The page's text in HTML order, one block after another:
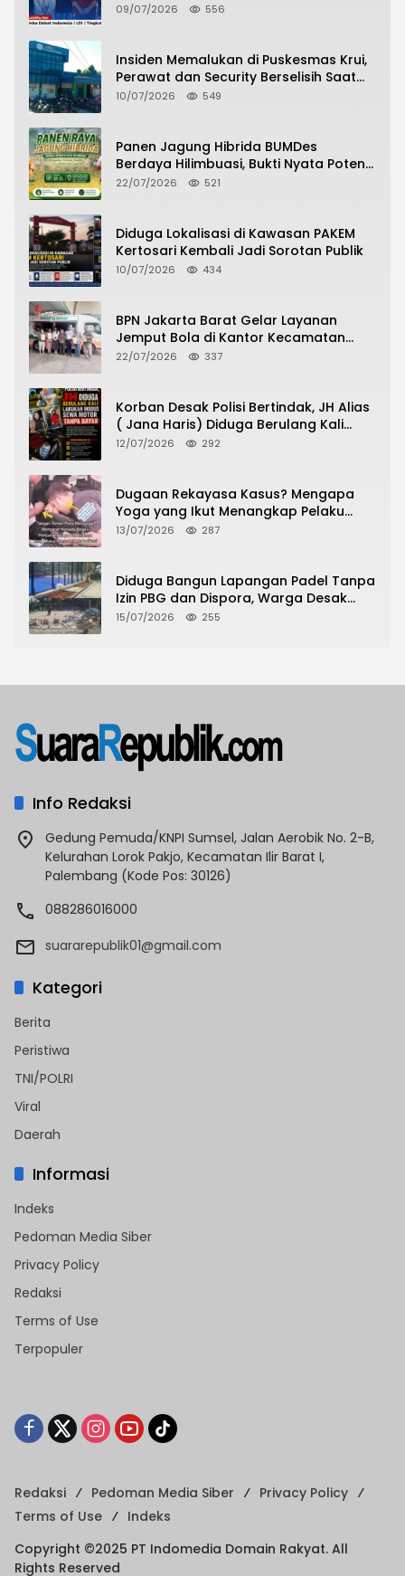
09/07/2026 556
Insiden Memalukan di Puskesmas Krui,
Perawat dan Security Berselisih Saat
Pelayanan Pasien Berlangsung
10/07/2026 549
Panen Jagung Hibrida BUMDes
Berdaya Hilimbuasi, Bukti Nyata Potensi
Pertanian Desa
22/07/2026 521
Diduga Lokalisasi di Kawasan PAKEM
Kertosari Kembali Jadi Sorotan Publik
10/07/2026 434
BPN Jakarta Barat Gelar Layanan
Jemput Bola di Kantor Kecamatan
Grogol Petamburan, Warga Antusias
22/07/2026 337
Korban Desak Polisi Bertindak, JH Alias
( Jana Haris) Diduga Berulang Kali
Lakukan Modus Sewa Motor Tanpa
12/07/2026 292
Dugaan Rekayasa Kasus? Mengapa
Yoga yang Ikut Menangkap Pelaku
Pencurian Toko Ponsel di Pancur Batu
13/07/2026 287
Diduga Bangun Lapangan Padel Tanpa
Izin PBG dan Dispora, Warga Desak
CKTRP dan Dispora Jakarta Barat
15/07/2026 255
Info Redaksi
Gedung Pemuda/KNPI Sumsel, Jalan Aerobik No. 2-B,
Kelurahan Lorok Pakjo, Kecamatan Ilir Barat I,
Palembang (Kode Pos: 30126)
088286016000
suararepublik01@gmail.com
Kategori
Berita
Peristiwa
TNI/POLRI
Viral
Daerah
Informasi
Indeks
Pedoman Media Siber
Privacy Policy
Redaksi
Terms of Use
Terpopuler
Redaksi Pedoman Media Siber
Privacy Policy
Terms of Use
Indeks
Copyright ©2025 PT Indomedia Domain Rakyat. All
Rights Reserved